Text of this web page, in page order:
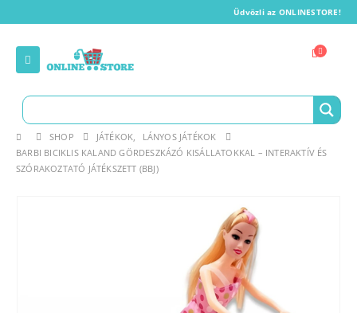
Üdvözli az ONLINESTORE!
SHOP JÁTÉKOK,
LÁNYOS JÁTÉKOK
BARBI BICIKLIS KALAND GÖRDESZKÁZÓ KISÁLLATOKKAL – INTERAKTÍV ÉS
SZÓRAKOZTATÓ JÁTÉKSZETT (BBJ)